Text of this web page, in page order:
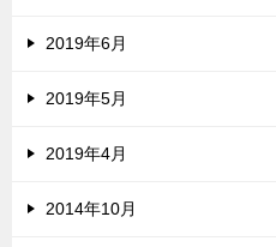
2019年6月
2019年5月
2019年4月
2014年10月